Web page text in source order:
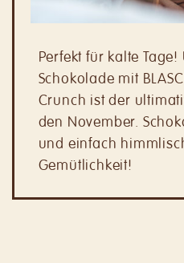
Perfekt für kalte
Schokolade mit
Crunch ist der
den November.
und einfach
Gemütlichkeit!